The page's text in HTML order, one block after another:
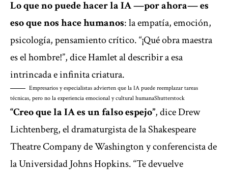
Lo que no puede hacer la IA —por ahora— es
eso que nos hace humanos: la empatía, emoción,
psicología, pensamiento crítico. “¡Qué obra maestra
es el hombre!”, dice Hamlet al describir a esa
intrincada e infinita criatura.
Empresarios y especialistas advierten que la IA puede reemplazar tareas
técnicas, pero no la experiencia emocional y cultural humanaShutterstock
“Creo que la IA es un falso espejo”, dice Drew
Lichtenberg, el dramaturgista de la Shakespeare
Theatre Company de Washington y conferencista de
la Universidad Johns Hopkins. “Te devuelve